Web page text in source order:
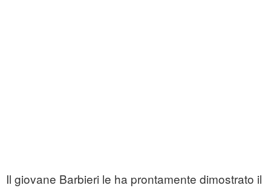
Il giovane Barbieri le ha prontamente dimostrato il